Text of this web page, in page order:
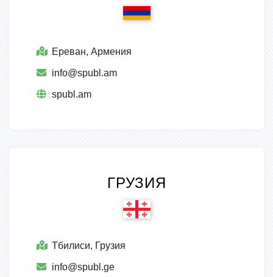
Ереван, Армения
info@spubl.am
spubl.am
ГРУЗИЯ
Тбилиси, Грузия
info@spubl.ge